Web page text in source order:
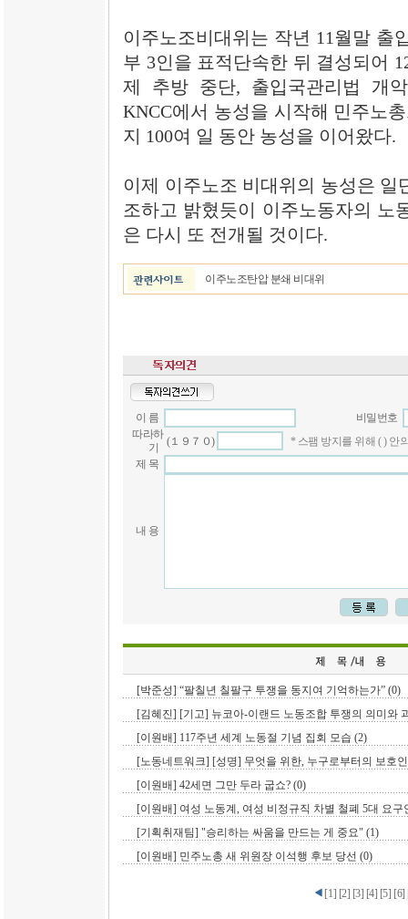
이주노조비대위는 작년 11월말 출
부 3인을 표적단속한 뒤 결성되어
제 추방 중단, 출입국관리법 개
KNCC에서 농성을 시작해 민주노
지 100여 일 동안 농성을 이어왔다.
이제 이주노조 비대위의 농성은
조하고 밝혔듯이 이주노동자의 노
은 다시 또 전개될 것이다.
이주노조탄압 분쇄 비대위
이 름
비밀번호
따라하
기
(１９７０)
* 스팸 방지를 위해 ( ) 안
제 목
내 용
[박준성] “팔칠년 칠팔구 투쟁을 동지여 기억하는가” (0)
[김혜진] [기고] 뉴코아-이랜드 노동조합 투쟁의 의미와
[이원배] 117주년 세계 노동절 기념 집회 모습 (2)
[노동네트워크] [성명] 무엇을 위한, 누구로부터의 보호
[이원배] 42세면 그만 두라 굽쇼? (0)
[이원배] 여성 노동계, 여성 비정규직 차별 철폐 5대 요구
[기획취재팀] "승리하는 싸움을 만드는 게 중요" (1)
[이원배] 민주노총 새 위원장 이석행 후보 당선 (0)
[1] [2] [3] [4] [5] [6]